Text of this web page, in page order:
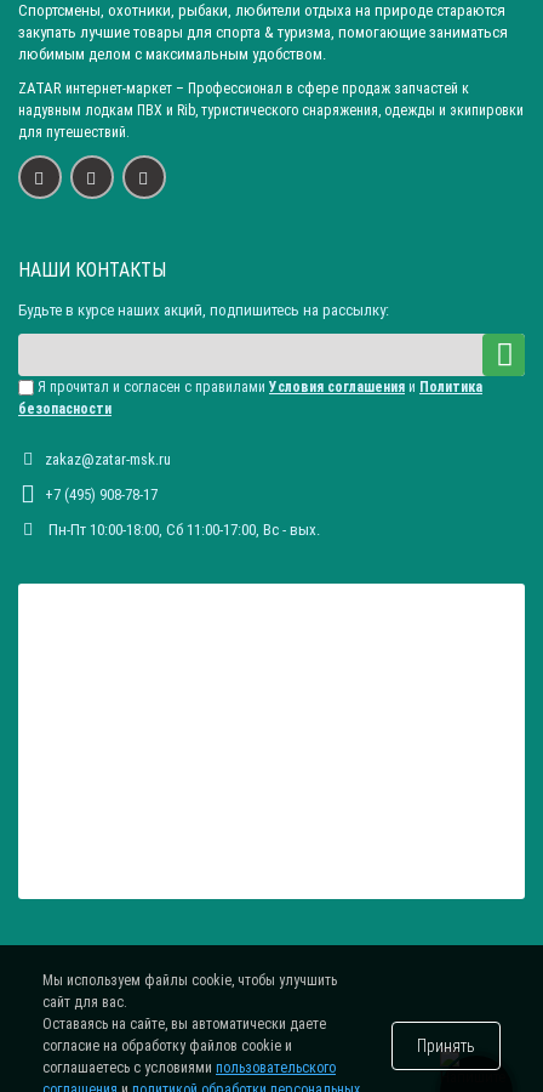
Спортсмены, охотники, рыбаки, любители отдыха на природе стараются
закупать лучшие товары для спорта & туризма, помогающие заниматься
любимым делом с максимальным удобством.
ZATAR интернет-маркет – Профессионал в сфере продаж запчастей к
надувным лодкам ПВХ и Rib, туристического снаряжения, одежды и экипировки
для путешествий.
НАШИ КОНТАКТЫ
Будьте в курсе наших акций, подпишитесь на рассылку:
Я прочитал и согласен с правилами Условия соглашения и Политика
безопасности
zakaz@zatar-msk.ru
+7 (495) 908-78-17
Пн-Пт 10:00-18:00, Сб 11:00-17:00, Вc - вых.
Мы используем файлы cookie, чтобы улучшить
сайт для вас.
Оставаясь на сайте, вы автоматически даете
согласие на обработку файлов cookie и
соглашаетесь с условиями пользовательского
Принять